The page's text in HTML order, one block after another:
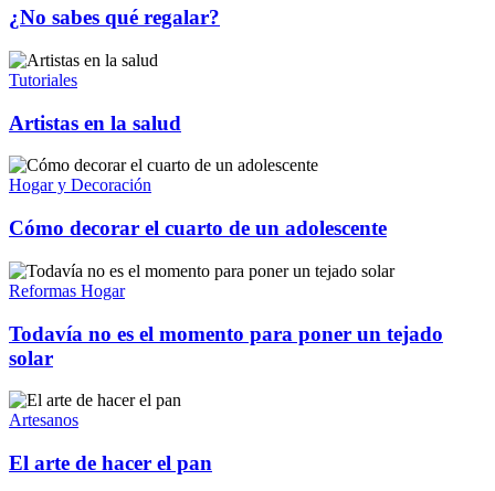
¿No sabes qué regalar?
Tutoriales
Artistas en la salud
Hogar y Decoración
Cómo decorar el cuarto de un adolescente
Reformas Hogar
Todavía no es el momento para poner un tejado
solar
Artesanos
El arte de hacer el pan